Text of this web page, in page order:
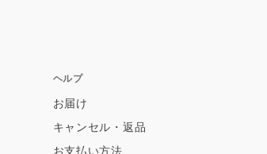
ヘルプ
お届け
キャンセル・返品
お支払い方法